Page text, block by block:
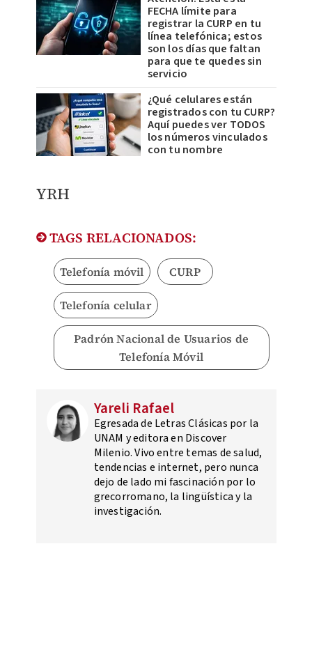
FECHA límite para
registrar la CURP en tu
línea telefónica; estos
son los días que faltan
para que te quedes sin
servicio
¿Qué celulares están
registrados con tu CURP?
Aquí puedes ver TODOS
los números vinculados
con tu nombre
YRH
TAGS RELACIONADOS:
Telefonía móvil CURP
Telefonía celular
Padrón Nacional de Usuarios de
Telefonía Móvil
Yareli Rafael
Egresada de Letras Clásicas por la
UNAM y editora en Discover
Milenio. Vivo entre temas de salud,
tendencias e internet, pero nunca
dejo de lado mi fascinación por lo
grecorromano, la lingüística y la
investigación.